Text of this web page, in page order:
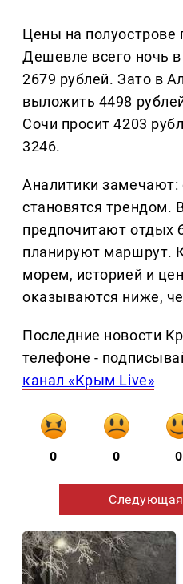
Цены на полуострове
Дешевле всего ночь
2679 рублей. Зато в
выложить 4498
Сочи просит 4203
3246.
Аналитики замечают:
становятся трендом.
предпочитают отдых
планируют маршрут.
морем, историей и
оказываются ниже,
Последние новости
телефоне -
канал «Крым Live»
0 0 0
Следующая